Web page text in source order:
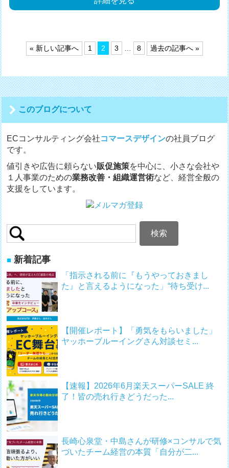
投
稿
の
ペ
ー
ジ
送
り
« 新しい記事へ 1 2 3 … 8 過去の記事へ »
このブログについて
ECコンサルティング会社コマースデザインの社員ブログ
です。
値引きや広告に頼らない販促施策を中心に、小さな会社や
１人事業のための業務改善・組織運営術など、経営全般の
支援をしています。
検
索:
新着記事
「指示される前に『もうやっておきまし
た』と言えるようになった」“待ち受け...
【開催レポート】「勇気をもらいました」
ヤッホーブルーイングさん対談セミ...
【速報】2026年6月楽天スーパーSALE 終
了！皆の売れ行きどうだった...
長崎心泉堂・中島さんが研修×コンサルで気
づいたチーム経営の本質「自分が二...